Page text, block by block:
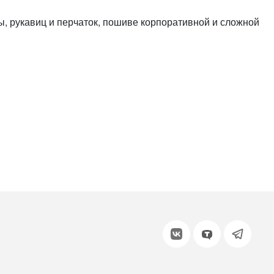
рукавиц и перчаток, пошиве корпоративной и сложной